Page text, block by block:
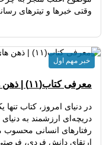
وقتی خبرها و تیترهای
معرفی کتاب(۱۱) | ذهن های شکننده
در دنیای امروز، کتاب
دریچه‌ای ارزشمند به
رفتارهای انسانی محسوب
ارتقای دانش فردی،
خبر مهم اول